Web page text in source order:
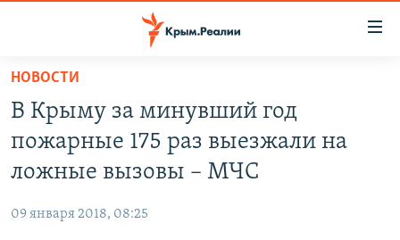
Вернуться
основному
содержанию
главной
навигации
СПЕЦПРОЕКТЫ
11 ЛЕТ ОККУПАЦИИ КРЫМА. 11 ИСТОРИЙ СОПРОТИВЛЕНИЯ
ЕЩЕ
НОВОСТИ
В Крыму за минувший год
пожарные 175 раз выезжали на
ложные вызовы – МЧС
09 января 2018, 08:25